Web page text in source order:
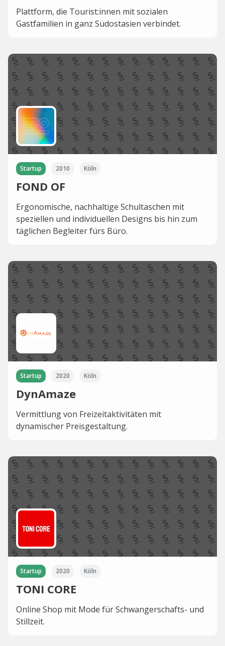
Plattform, die Tourist:innen mit sozialen
Gastfamilien in ganz Südostasien verbindet.
Startup 2010 Köln
FOND OF
Ergonomische, nachhaltige Schultaschen mit
speziellen und individuellen Designs bis hin zum
täglichen Begleiter fürs Büro.
Startup 2020 Köln
DynAmaze
Vermittlung von Freizeitaktivitäten mit
dynamischer Preisgestaltung.
Startup 2020 Köln
TONI CORE
Online Shop mit Mode für Schwangerschafts- und
Stillzeit.